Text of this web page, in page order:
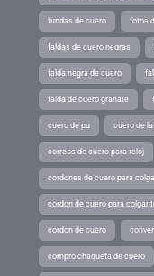
fundas de cuero fotos
faldas de cuero negras
falda negra de cuero
falda de cuero granate
cuero de pu cuero de
correas de cuero para reloj
cordones de cuero para
cordon de cuero para
cordon de cuero
compro chaqueta de cuero